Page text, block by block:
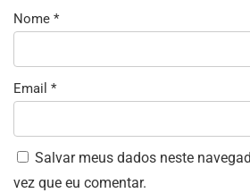
Nome *
Email *
Salvar meus dados neste
vez que eu comentar.